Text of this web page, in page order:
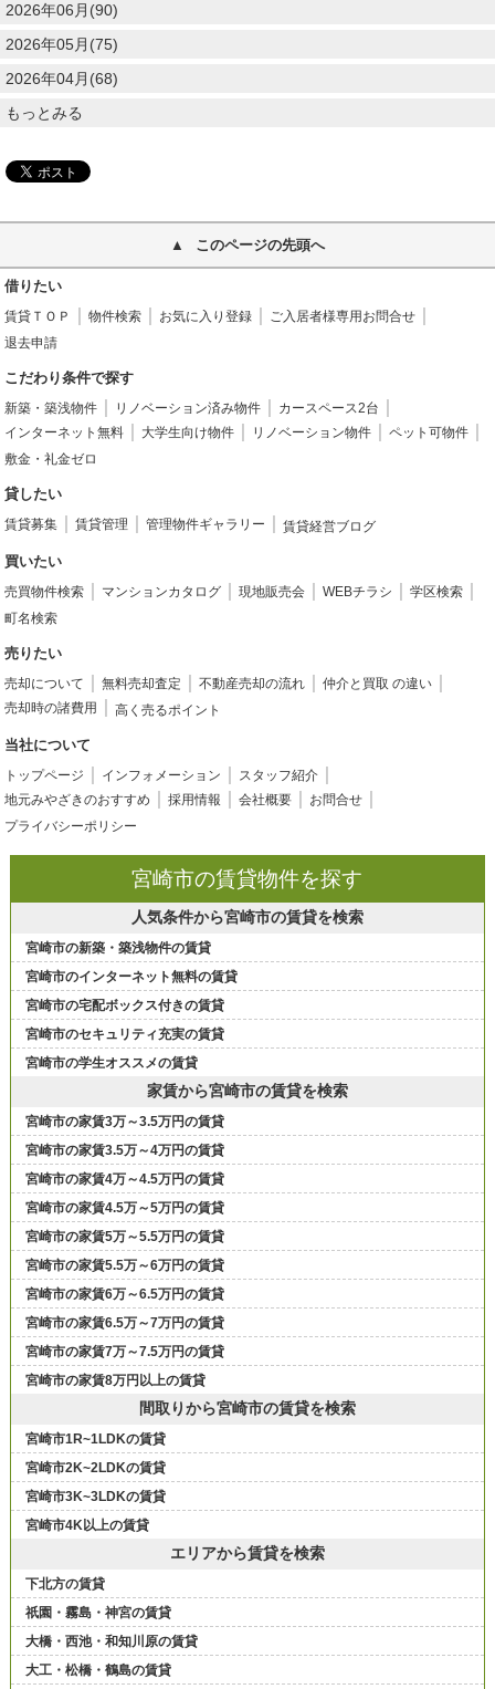
2026年06月(90)
2026年05月(75)
2026年04月(68)
もっとみる
このページの先頭へ
借りたい
賃貸ＴＯＰ 物件検索 お気に入り登録
ご入居者様専用お問合せ
退去申請
こだわり条件で探す
新築・築浅物件 リノベーション済み物件
カースペース2台
インターネット無料
大学生向け物件 リノベーション物件
ペット可物件
敷金・礼金ゼロ
貸したい
賃貸募集 賃貸管理 管理物件ギャラリー 賃貸経営ブログ
買いたい
売買物件検索 マンションカタログ 現地販売会 WEBチラシ
学区検索
町名検索
売りたい
売却について 無料売却査定 不動産売却の流れ
仲介と買取 の違い
売却時の諸費用
高く売るポイント
当社について
トップページ インフォメーション
スタッフ紹介
地元みやざきのおすすめ
採用情報 会社概要
お問合せ
プライバシーポリシー
宮崎市の賃貸物件を探す
人気条件から宮崎市の賃貸を検索
宮崎市の新築・築浅物件の賃貸
宮崎市のインターネット無料の賃貸
宮崎市の宅配ボックス付きの賃貸
宮崎市のセキュリティ充実の賃貸
宮崎市の学生オススメの賃貸
家賃から宮崎市の賃貸を検索
宮崎市の家賃3万～3.5万円の賃貸
宮崎市の家賃3.5万～4万円の賃貸
宮崎市の家賃4万～4.5万円の賃貸
宮崎市の家賃4.5万～5万円の賃貸
宮崎市の家賃5万～5.5万円の賃貸
宮崎市の家賃5.5万～6万円の賃貸
宮崎市の家賃6万～6.5万円の賃貸
宮崎市の家賃6.5万～7万円の賃貸
宮崎市の家賃7万～7.5万円の賃貸
宮崎市の家賃8万円以上の賃貸
間取りから宮崎市の賃貸を検索
宮崎市1R~1LDKの賃貸
宮崎市2K~2LDKの賃貸
宮崎市3K~3LDKの賃貸
宮崎市4K以上の賃貸
エリアから賃貸を検索
下北方の賃貸
祇園・霧島・神宮の賃貸
大橋・西池・和知川原の賃貸
大工・松橋・鶴島の賃貸